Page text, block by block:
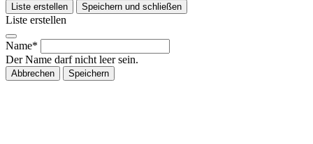
Liste erstellen Speichern und schließen
Liste erstellen
Name*
Der Name darf nicht leer sein.
Abbrechen Speichern